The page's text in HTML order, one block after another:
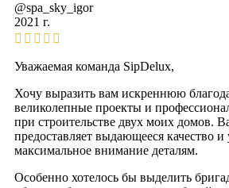
@spa_sky_igor
2021 г.
Уважаемая команда SipDelux,
Хочу выразить вам искреннюю
великолепные проекты и
при строительстве двух моих домов.
предоставляет выдающееся качество и
максимальное внимание деталям.
Особенно хотелось бы выделить